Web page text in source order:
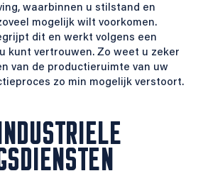
waarbinnen u stilstand en
mogelijk wilt voorkomen.
dit en werkt volgens een
kunt vertrouwen. Zo weet u zeker
van de productieruimte van uw
zo min mogelijk verstoort.